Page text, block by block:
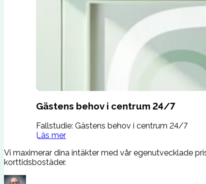
Gästens behov i centrum 24/7
Fallstudie: Gästens behov i centrum 24/7
Läs mer
Vi maximerar dina intäkter med vår egenutvecklade
korttidsbostäder.